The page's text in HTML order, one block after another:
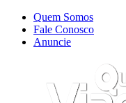
Quem Somos
Fale Conosco
Anuncie